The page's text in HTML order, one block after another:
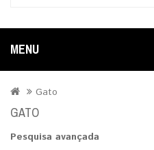
MENU
Gato
GATO
Pesquisa avançada